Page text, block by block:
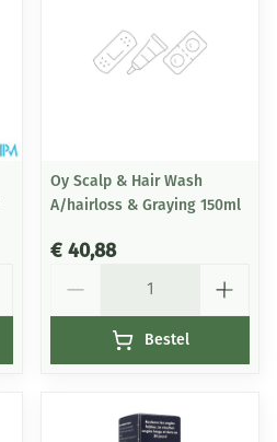
Oy Scalp & Hair Wash
A/hairloss & Graying 150ml
€ 40,88
Bestel